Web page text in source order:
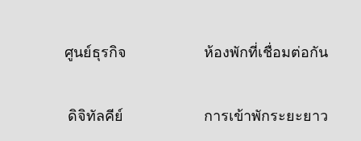
ศูนย์ธุรกิจ ห้องพักที่เชื่อมต่อกัน
ดิจิทัลคีย์ การเข้าพักระยะยาว